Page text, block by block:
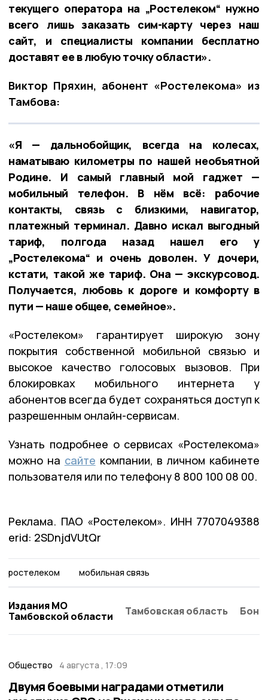
текущего оператора на „Ростелеком“ нужно
всего лишь заказать сим-карту через наш
сайт, и специалисты компании бесплатно
доставят ее в любую точку области».
Виктор Пряхин, абонент «Ростелекома» из
Тамбова:
«Я — дальнобойщик, всегда на колесах,
наматываю километры по нашей необъятной
Родине. И самый главный мой гаджет —
мобильный телефон. В нём всё: рабочие
контакты, связь с близкими, навигатор,
платежный терминал. Давно искал выгодный
тариф, полгода назад нашел его у
„Ростелекома“ и очень доволен. У дочери,
кстати, такой же тариф. Она — экскурсовод.
Получается, любовь к дороге и комфорту в
пути — наше общее, семейное».
«Ростелеком» гарантирует широкую зону
покрытия собственной мобильной связью и
высокое качество голосовых вызовов. При
блокировках мобильного интернета у
абонентов всегда будет сохраняться доступ к
разрешенным онлайн-сервисам.
Узнать подробнее о сервисах «Ростелекома»
можно на сайте компании, в личном кабинете
пользователя или по телефону 8 800 100 08 00.
Реклама. ПАО «Ростелеком». ИНН 7707049388
erid: 2SDnjdVUtQr
ростелеком мобильная связь
Издания МО
Тамбовской области
Тамбовская область
Общество 4 августа , 17:09
Двумя боевыми наградами отметили